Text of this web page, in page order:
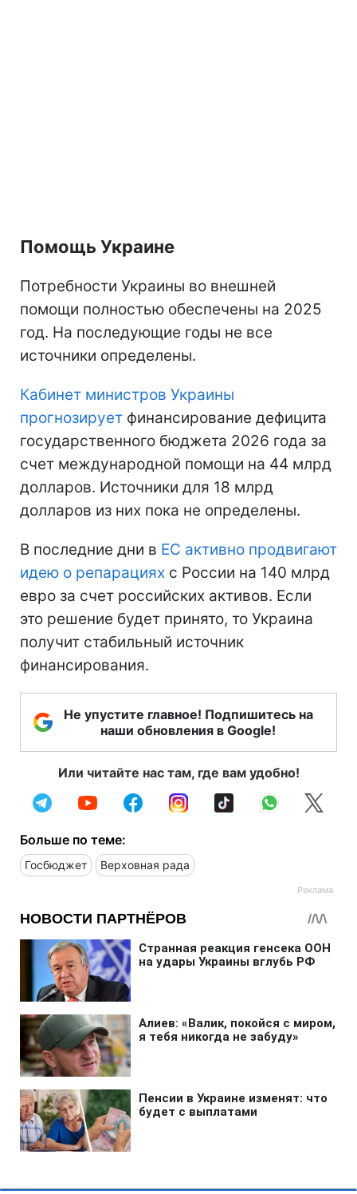
Помощь Украине
Потребности Украины во внешней
помощи полностью обеспечены на 2025
год. На последующие годы не все
источники определены.
Кабинет министров Украины
прогнозирует финансирование дефицита
государственного бюджета 2026 года за
счет международной помощи на 44 млрд
долларов. Источники для 18 млрд
долларов из них пока не определены.
В последние дни в ЕС активно продвигают
идею о репарациях с России на 140 млрд
евро за счет российских активов. Если
это решение будет принято, то Украина
получит стабильный источник
финансирования.
Не упустите главное! Подпишитесь на
наши обновления в Google!
Или читайте нас там, где вам удобно!
Больше по теме:
Госбюджет Верховная рада